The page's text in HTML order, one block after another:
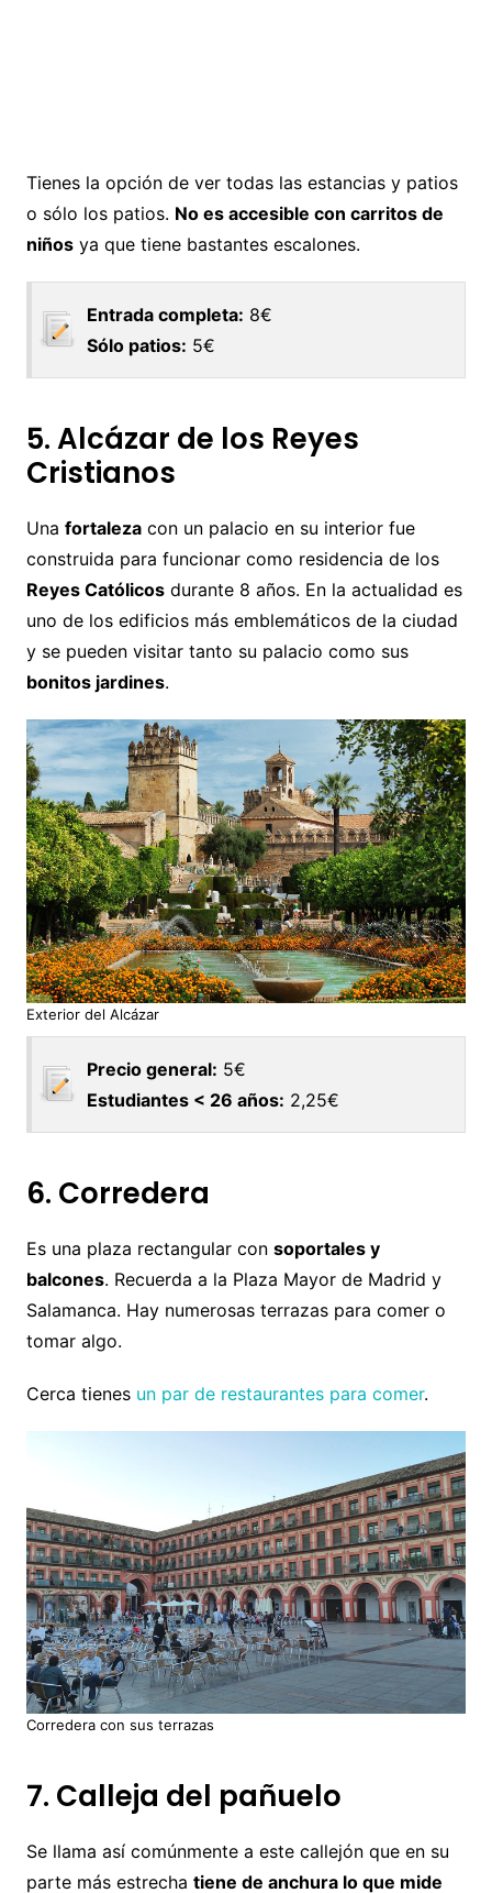
Tienes la opción de ver todas las estancias y patios
o sólo los patios. No es accesible con carritos de
niñosya que tiene bastantes escalones.
Entrada completa: 8€
Sólo patios: 5€
5. Alcázar de los Reyes
Cristianos
Una fortalezacon un palacio en su interior fue
construida para funcionar como residencia de los
Reyes Católicosdurante 8 años. En la actualidad es
uno de los edificios más emblemáticos de la ciudad
y se pueden visitar tanto su palacio como sus
bonitos jardines.
Exterior del Alcázar
Precio general: 5€
Estudiantes < 26 años: 2,25€
6. Corredera
Es una plaza rectangular con soportales y
balcones. Recuerda a la Plaza Mayor de Madrid y
Salamanca. Hay numerosas terrazas para comer o
tomar algo.
Cerca tienes un par de restaurantes para comer.
Corredera con sus terrazas
7. Calleja del pañuelo
Se llama así comúnmente a este callejón que en su
parte más estrecha tiene de anchura lo que mide